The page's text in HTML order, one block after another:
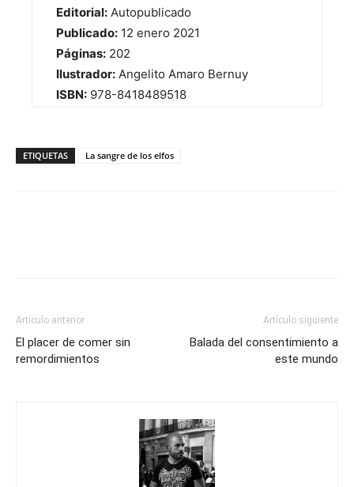
Editorial: Autopublicado
Publicado: 12 enero 2021
Páginas: 202
Ilustrador: Angelito Amaro Bernuy
ISBN: 978-8418489518
ETIQUETAS La sangre de los elfos
Artículo anterior
El placer de comer sin
remordimientos
Artículo siguiente
Balada del consentimiento a
este mundo